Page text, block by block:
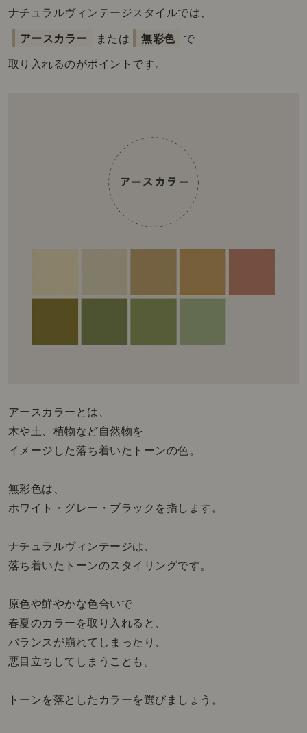
ナチュラルヴィンテージスタイルでは、
アースカラー または 無彩色 で
取り入れるのがポイントです。
アースカラーとは、
木や土、植物など自然物を
イメージした落ち着いたトーンの色。
無彩色は、
ホワイト・グレー・ブラックを指します。
ナチュラルヴィンテージは、
落ち着いたトーンのスタイリングです。
原色や鮮やかな色合いで
春夏のカラーを取り入れると、
バランスが崩れてしまったり、
悪目立ちしてしまうことも。
トーンを落としたカラーを選びましょう。